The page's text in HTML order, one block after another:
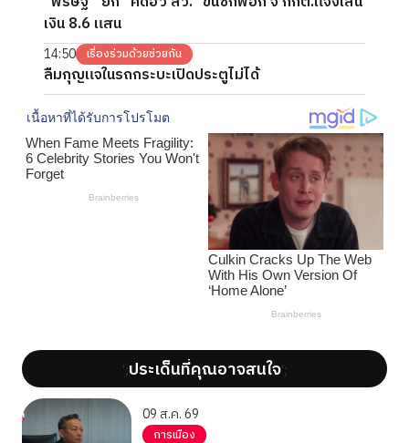
เงิน 8.6 แสน
14:50 เรื่องร่วมด้วยช่วยกัน
ลืมกุญแจในรถกระบะเปิดประตูไม่ได้
';ประเด็นที่คุณอาจสนใจ';
09 ส.ค. 69
การเมือง